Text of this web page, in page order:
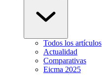
Todos los artículos
Actualidad
Comparativas
Eicma 2025